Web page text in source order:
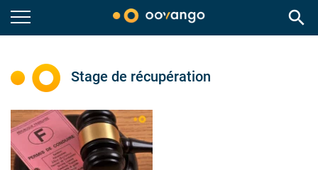
search
Stage de récupération